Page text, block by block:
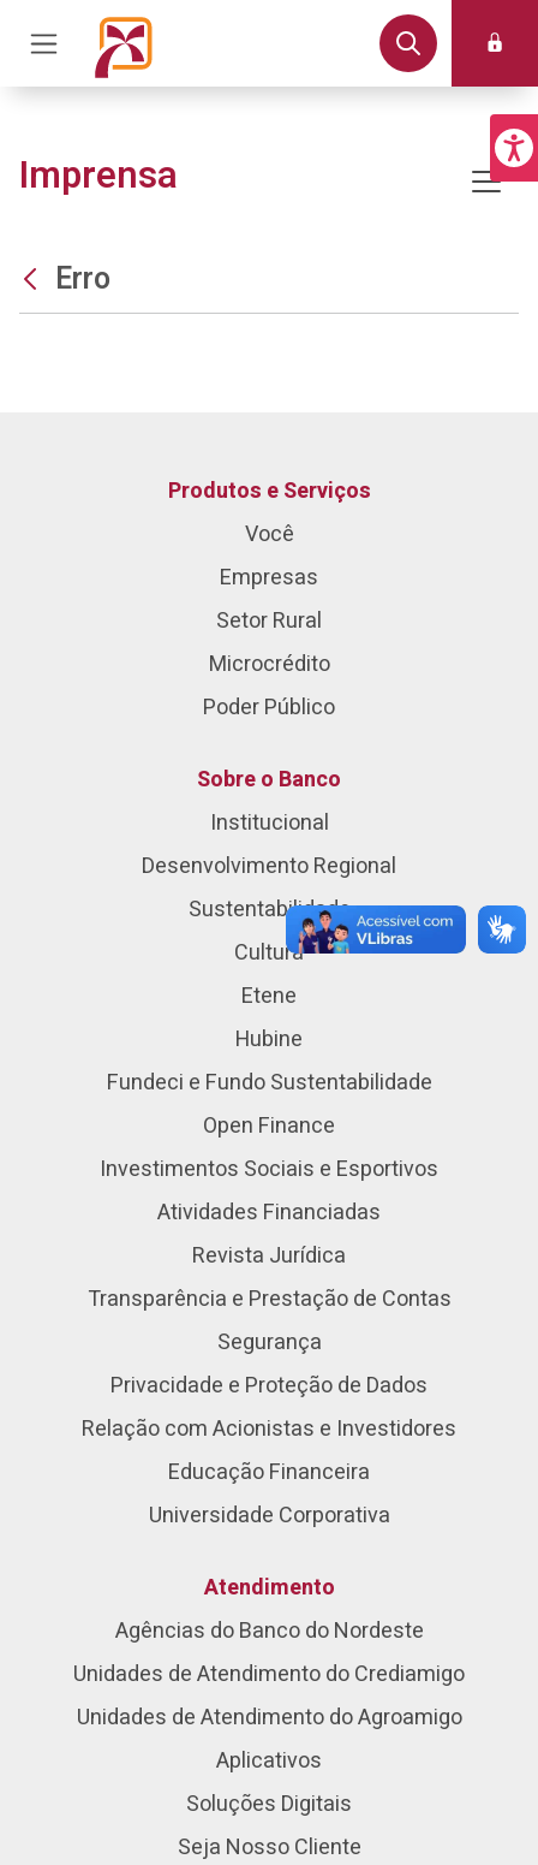
Imprensa
Erro
Produtos e Serviços
Você
Empresas
Setor Rural
Microcrédito
Poder Público
Sobre o Banco
Institucional
Desenvolvimento Regional
Sustentabilidade
Cultura
Etene
Hubine
Fundeci e Fundo Sustentabilidade
Open Finance
Investimentos Sociais e Esportivos
Atividades Financiadas
Revista Jurídica
Transparência e Prestação de Contas
Segurança
Privacidade e Proteção de Dados
Relação com Acionistas e Investidores
Educação Financeira
Universidade Corporativa
Atendimento
Agências do Banco do Nordeste
Unidades de Atendimento do Crediamigo
Unidades de Atendimento do Agroamigo
Aplicativos
Soluções Digitais
Seja Nosso Cliente